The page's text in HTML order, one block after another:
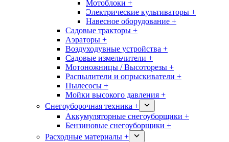
Мотоблоки +
Электрические культиваторы +
Навесное оборудование +
Садовые тракторы +
Аэраторы +
Воздуходувные устройства +
Садовые измельчители +
Мотоножницы / Высоторезы +
Распылители и опрыскиватели +
Пылесосы +
Мойки высокого давления +
Снегоуборочная техника +
Аккумуляторные снегоуборщики +
Бензиновые снегоуборщики +
Расходные материалы +